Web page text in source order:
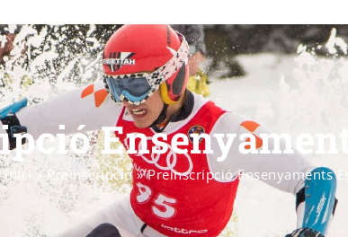
Inici »Preinscripció»Preinscripció Ensenyaments